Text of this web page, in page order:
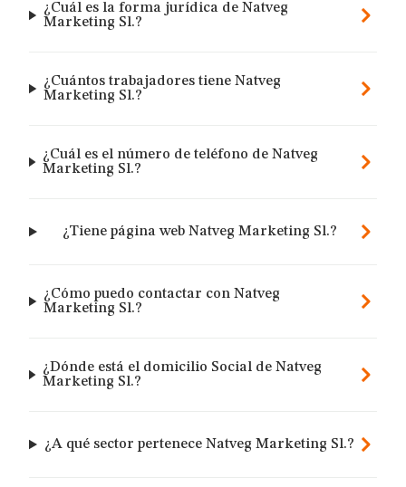
¿Cuál es la forma jurídica de Natveg
Marketing Sl.?
¿Cuántos trabajadores tiene Natveg
Marketing Sl.?
¿Cuál es el número de teléfono de Natveg
Marketing Sl.?
¿Tiene página web Natveg Marketing Sl.?
¿Cómo puedo contactar con Natveg
Marketing Sl.?
¿Dónde está el domicilio Social de Natveg
Marketing Sl.?
¿A qué sector pertenece Natveg Marketing Sl.?